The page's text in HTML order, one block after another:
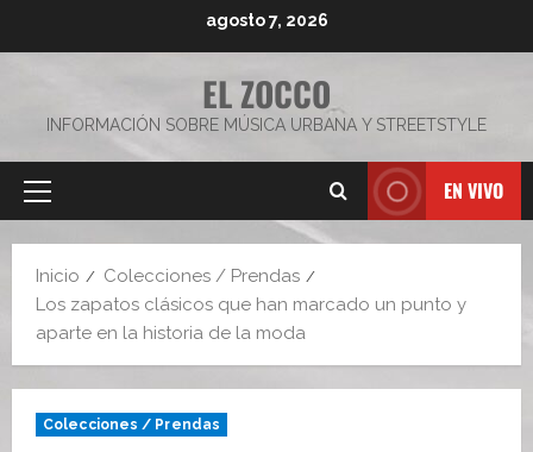
agosto 7, 2026
EL ZOCCO
INFORMACIÓN SOBRE MÚSICA URBANA Y STREETSTYLE
Menú
EN VIVO
Inicio
Colecciones / Prendas
Los zapatos clásicos que han marcado un punto y
aparte en la historia de la moda
Colecciones / Prendas